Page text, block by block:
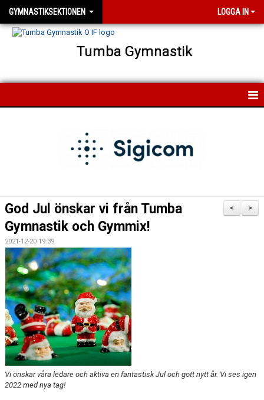
GYMNASTIKSEKTIONEN LOGGA IN
Tumba Gymnastik
FÖR LEDARE
KONTAKT
BILDGALLERI
>
<
God Jul önskar vi från Tumba
Gymnastik och Gymmix!
2021-12-20 19:39
Vi önskar våra ledare och aktiva en fantastisk Jul och gott nytt år. Vi ses igen
2022 med nya tag!